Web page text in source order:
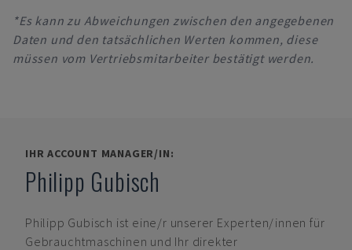
*Es kann zu Abweichungen zwischen den angegebenen
Daten und den tatsächlichen Werten kommen, diese
müssen vom Vertriebsmitarbeiter bestätigt werden.
IHR ACCOUNT MANAGER/IN:
Philipp Gubisch
Philipp Gubisch ist eine/r unserer Experten/innen für
Gebrauchtmaschinen und Ihr direkter